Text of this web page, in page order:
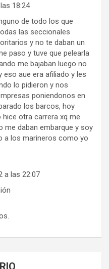
18:24
de todo los que
las seccionales
y no te daban un
paso y tuve que pelearla
me bajaban luego no
eso aue era afiliado y les
lo pidieron y nos
poniendonos en
los barcos, hoy
otra carrera xq me
me daban embarque y soy
a los marineros como yo
a las 22:07